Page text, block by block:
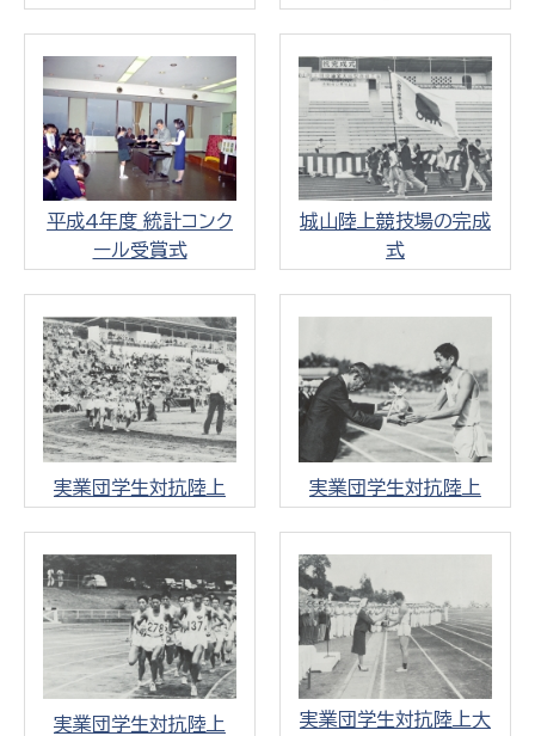
平成4年度_統計コンク
ール受賞式
城山陸上競技場の完成
式
実業団学生対抗陸上 実業団学生対抗陸上
実業団学生対抗陸上
実業団学生対抗陸上大